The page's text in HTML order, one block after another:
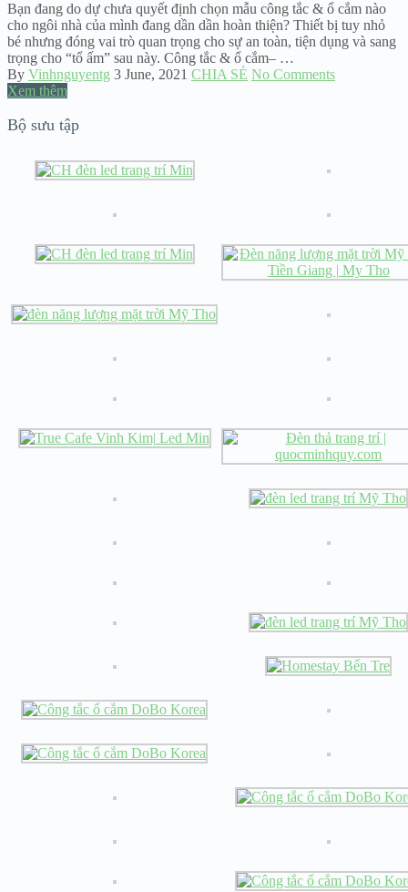
Bạn đang do dự chưa quyết định chọn mẫu công tắc & ổ cắm nào
cho ngôi nhà của mình đang dần dần hoàn thiện? Thiết bị tuy nhỏ
bé nhưng đóng vai trò quan trọng cho sự an toàn, tiện dụng và sang
trọng cho “tổ ấm” sau này. Công tắc & ổ cắm– …
By Vinhnguyentg 3 June, 2021 CHIA SẺ No Comments
Xem thêm
Bộ sưu tập